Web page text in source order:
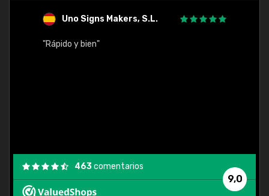
Uno Signs Makers, S.L.
"Rápido y bien"
9,0
463comentarios